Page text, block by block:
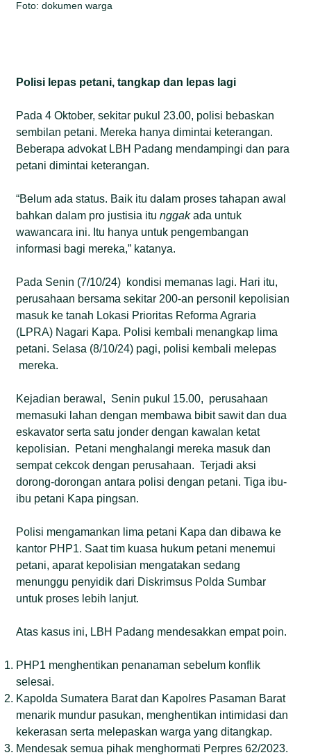
Foto: dokumen warga
Polisi lepas petani, tangkap dan lepas lagi
Pada 4 Oktober, sekitar pukul 23.00, polisi bebaskan
sembilan petani. Mereka hanya dimintai keterangan.
Beberapa advokat LBH Padang mendampingi dan para
petani dimintai keterangan.
“Belum ada status. Baik itu dalam proses tahapan awal
bahkan dalam pro justisia itunggakada untuk
wawancara ini. Itu hanya untuk pengembangan
informasi bagi mereka,” katanya.
Pada Senin (7/10/24) kondisi memanas lagi. Hari itu,
perusahaan bersama sekitar 200-an personil kepolisian
masuk ke tanah Lokasi Prioritas Reforma Agraria
(LPRA) Nagari Kapa. Polisi kembali menangkap lima
petani. Selasa (8/10/24) pagi, polisi kembali melepas
mereka.
Kejadian berawal, Senin pukul 15.00, perusahaan
memasuki lahan dengan membawa bibit sawit dan dua
eskavator serta satu jonder dengan kawalan ketat
kepolisian. Petani menghalangi mereka masuk dan
sempat cekcok dengan perusahaan. Terjadi aksi
dorong-dorongan antara polisi dengan petani. Tiga ibu-
ibu petani Kapa pingsan.
Polisi mengamankan lima petani Kapa dan dibawa ke
kantor PHP1. Saat tim kuasa hukum petani menemui
petani, aparat kepolisian mengatakan sedang
menunggu penyidik dari Diskrimsus Polda Sumbar
untuk proses lebih lanjut.
Atas kasus ini, LBH Padang mendesakkan empat poin.
PHP1 menghentikan penanaman sebelum konflik
selesai.
Kapolda Sumatera Barat dan Kapolres Pasaman Barat
menarik mundur pasukan, menghentikan intimidasi dan
kekerasan serta melepaskan warga yang ditangkap.
Mendesak semua pihak menghormati Perpres 62/2023.